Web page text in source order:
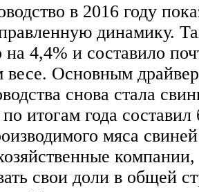
в 2016 году
динамику.
на 4,4% и составило
весе. Основным
снова стала
итогам года
мяса
свои доли в общей